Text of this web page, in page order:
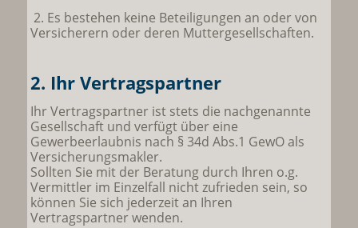
2. Es bestehen keine Beteiligungen an oder von
Versicherern oder deren Muttergesellschaften.
2. Ihr Vertragspartner
Ihr Vertragspartner ist stets die nachgenannte
Gesellschaft und verfügt über eine
Gewerbeerlaubnis nach § 34d Abs.1 GewO als
Versicherungsmakler.
Sollten Sie mit der Beratung durch Ihren o.g.
Vermittler im Einzelfall nicht zufrieden sein, so
können Sie sich jederzeit an Ihren
Vertragspartner wenden.